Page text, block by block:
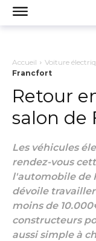
Accueil Voiture
Francfort
Retour
salon de
Les véhicules
rendez-vous
l'automobile de
dévoile
moins de
constructeurs
aussi simple à